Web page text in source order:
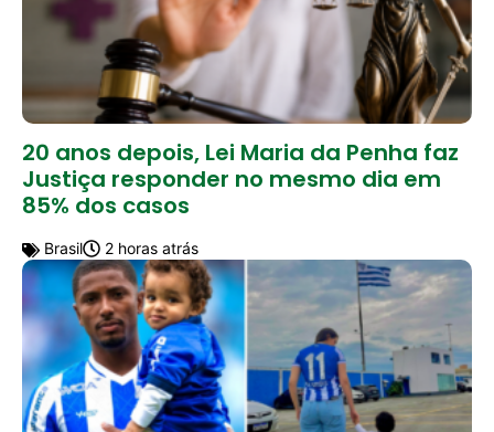
20 anos depois, Lei Maria da Penha faz
Justiça responder no mesmo dia em
85% dos casos
Brasil 2 horas atrás